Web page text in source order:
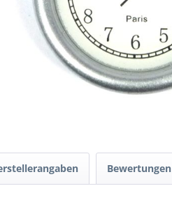
Bewertungen